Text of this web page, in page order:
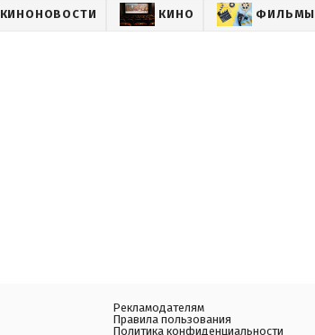
КИНОНОВОСТИ КИНО ФИЛЬМЫ
Рекламодателям
Правила пользования
Политика конфиденциальности